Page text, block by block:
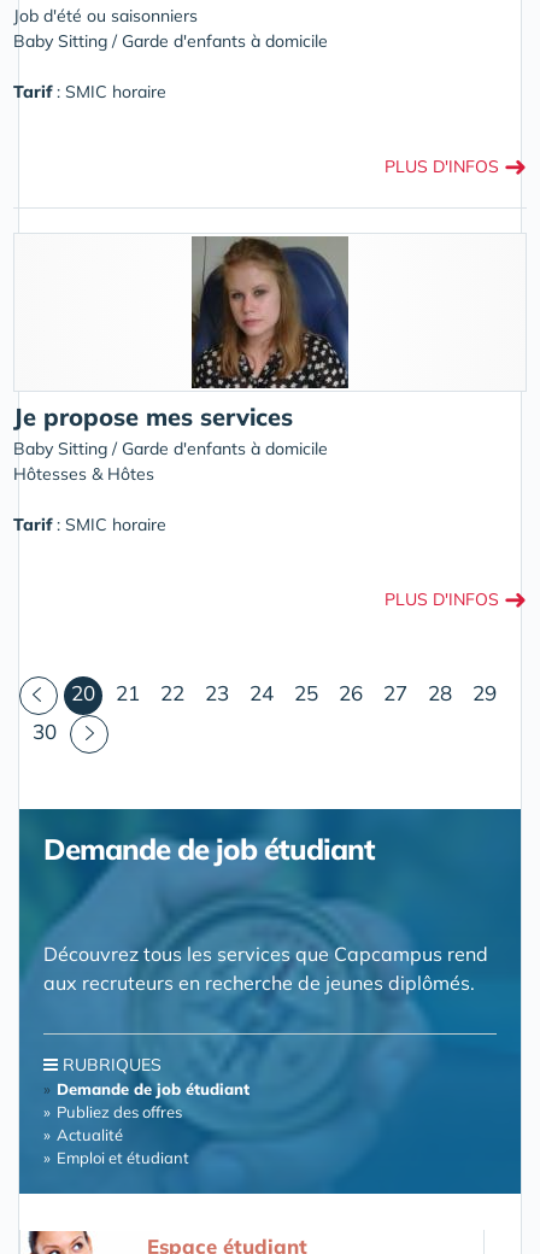
Job d'été ou saisonniers
Baby Sitting / Garde d'enfants à domicile
Tarif: SMIC horaire
PLUS D'INFOS ➜
Je propose mes services
Baby Sitting / Garde d'enfants à domicile
Hôtesses & Hôtes
Tarif: SMIC horaire
PLUS D'INFOS ➜
20(courant)
21 22 23 24 25 26 27 28
29
30
Demande de job étudiant
Découvrez tous les services que Capcampus rend
aux recruteurs en recherche de jeunes diplômés.
RUBRIQUES
Demande de job étudiant
Publiez des offres
Actualité
Emploi et étudiant
Espace étudiant